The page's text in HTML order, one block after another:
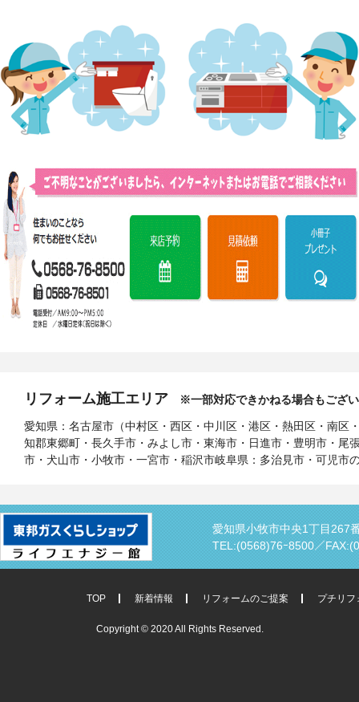
リフォーム施工エリア ※一部対応できかねる場合もござ
愛知県：名古屋市（中村区・西区・中川区・港区・熱田区・南
知郡東郷町・長久手市・みよし市・東海市・日進市・豊明市・
市・犬山市・小牧市・一宮市・稲沢市岐阜県：多治見市・可児市
愛知県小牧市中央1丁目267
TEL:(0568)76ｰ8500／
TOP 新着情報 リフォームのご提案 プチリフ
Copyright © 2020 All Rights Reserved.